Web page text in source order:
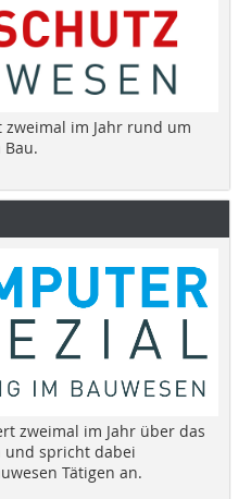
zweimal im Jahr rund um
zweimal im Jahr über das
und spricht dabei
Tätigen an.